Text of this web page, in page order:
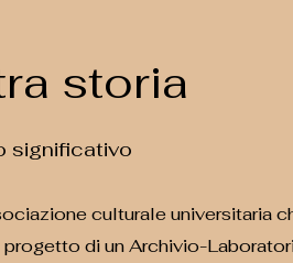
storia
significativo
culturale universitaria
di un Archivio-